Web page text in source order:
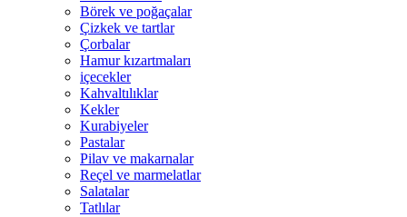
Börek ve poğaçalar
Çizkek ve tartlar
Çorbalar
Hamur kızartmaları
içecekler
Kahvaltılıklar
Kekler
Kurabiyeler
Pastalar
Pilav ve makarnalar
Reçel ve marmelatlar
Salatalar
Tatlılar